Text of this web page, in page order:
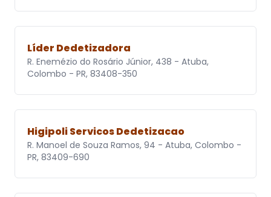
Líder Dedetizadora
R. Enemézio do Rosário Júnior, 438 - Atuba,
Colombo - PR, 83408-350
Higipoli Servicos Dedetizacao
R. Manoel de Souza Ramos, 94 - Atuba, Colombo -
PR, 83409-690